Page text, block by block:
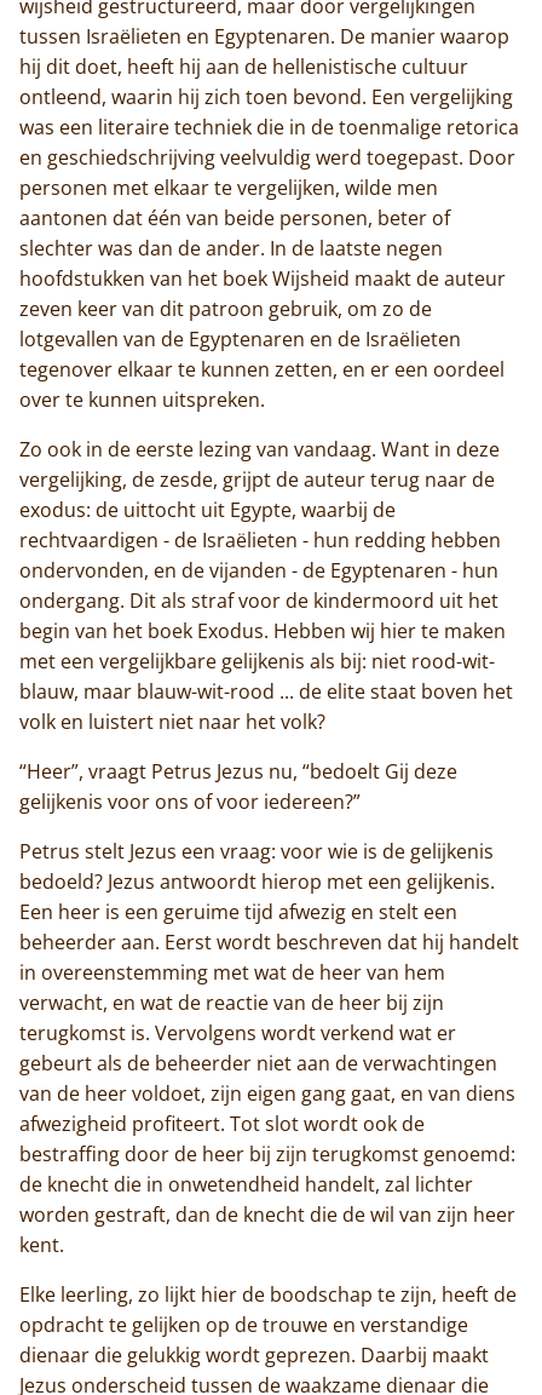
Home
wijsheid gestructureerd, maar door vergelijkingen
tussen Israëlieten en Egyptenaren. De manier waarop
hij dit doet, heeft hij aan de hellenistische cultuur
ontleend, waarin hij zich toen bevond. Een vergelijking
was een literaire techniek die in de toenmalige retorica
en geschiedschrijving veelvuldig werd toegepast. Door
personen met elkaar te vergelijken, wilde men
aantonen dat één van beide personen, beter of
slechter was dan de ander. In de laatste negen
hoofdstukken van het boek Wijsheid maakt de auteur
zeven keer van dit patroon gebruik, om zo de
lotgevallen van de Egyptenaren en de Israëlieten
tegenover elkaar te kunnen zetten, en er een oordeel
over te kunnen uitspreken.
Zo ook in de eerste lezing van vandaag. Want in deze
vergelijking, de zesde, grijpt de auteur terug naar de
exodus: de uittocht uit Egypte, waarbij de
rechtvaardigen - de Israëlieten - hun redding hebben
ondervonden, en de vijanden - de Egyptenaren - hun
ondergang. Dit als straf voor de kindermoord uit het
begin van het boek Exodus. Hebben wij hier te maken
met een vergelijkbare gelijkenis als bij: niet rood-wit-
blauw, maar blauw-wit-rood ... de elite staat boven het
volk en luistert niet naar het volk?
“Heer”, vraagt Petrus Jezus nu, “bedoelt Gij deze
gelijkenis voor ons of voor iedereen?”
Petrus stelt Jezus een vraag: voor wie is de gelijkenis
bedoeld? Jezus antwoordt hierop met een gelijkenis.
Een heer is een geruime tijd afwezig en stelt een
beheerder aan. Eerst wordt beschreven dat hij handelt
in overeenstemming met wat de heer van hem
verwacht, en wat de reactie van de heer bij zijn
terugkomst is. Vervolgens wordt verkend wat er
gebeurt als de beheerder niet aan de verwachtingen
van de heer voldoet, zijn eigen gang gaat, en van diens
afwezigheid profiteert. Tot slot wordt ook de
bestraffing door de heer bij zijn terugkomst genoemd:
de knecht die in onwetendheid handelt, zal lichter
worden gestraft, dan de knecht die de wil van zijn heer
kent.
Elke leerling, zo lijkt hier de boodschap te zijn, heeft de
opdracht te gelijken op de trouwe en verstandige
dienaar die gelukkig wordt geprezen. Daarbij maakt
Jezus onderscheid tussen de waakzame dienaar die